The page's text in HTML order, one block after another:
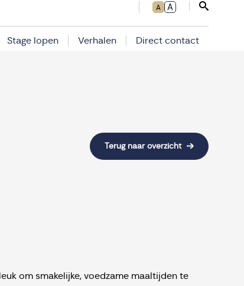
A A
Stage lopen Verhalen Direct contact
Terug naar overzicht
om smakelijke, voedzame maaltijden te